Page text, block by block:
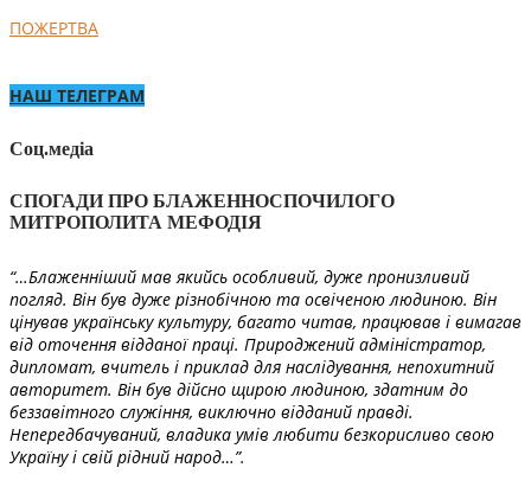
ПОЖЕРТВА
НАШ ТЕЛЕГРАМ
Соц.медіа
СПОГАДИ ПРО БЛАЖЕННОСПОЧИЛОГО
МИТРОПОЛИТА МЕФОДІЯ
“…Блаженніший мав якийсь особливий, дуже пронизливий
погляд. Він був дуже різнобічною та освіченою людиною. Він
цінував українську культуру, багато читав, працював і вимагав
від оточення відданої праці. Природжений адміністратор,
дипломат, вчитель і приклад для наслідування, непохитний
авторитет. Він був дійсно щирою людиною, здатним до
беззавітного служіння, виключно відданий правді.
Непередбачуваний, владика умів любити безкорисливо свою
Україну і свій рідний народ…”.